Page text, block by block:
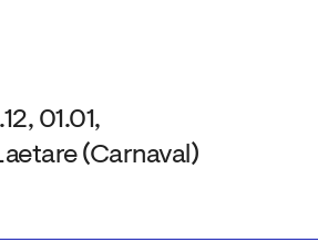
01.01,
(Carnaval)